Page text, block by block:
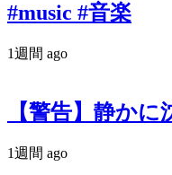
#music #音楽
1週間 ago
【警告】静か
1週間 ago